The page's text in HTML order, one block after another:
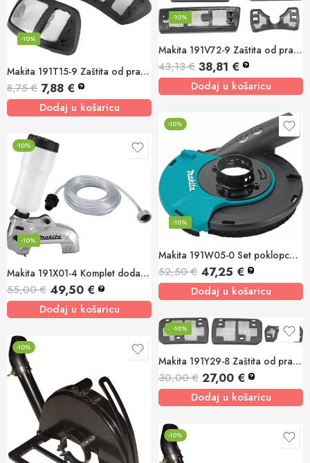
Makita 191T15-9 Zaštita od prašine GA7070/9070/9071
-10%
8,75€ 7,88 € ?
Dodaj u košaricu
Makita 191V72-9 Zaštita od prašine GA5090, GA5091, GA5092
-10%
43,13€ 38,81 € ?
Dodaj u košaricu
-10%
Makita 191W05-0 Set poklopca za prikupljanje prašine
-10%
52,50€ 47,25 € ?
Dodaj u košaricu
-10%
Makita 191X01-4 Komplet dodatka za vodu DCC500
-10%
55,00€ 49,50 € ?
Dodaj u košaricu
-10%
Makita 191Y29-8 Zaštita od prašine GA5093, GA5095
-10%
30,00€ 27,00 € ?
Dodaj u košaricu
-10%
-10%